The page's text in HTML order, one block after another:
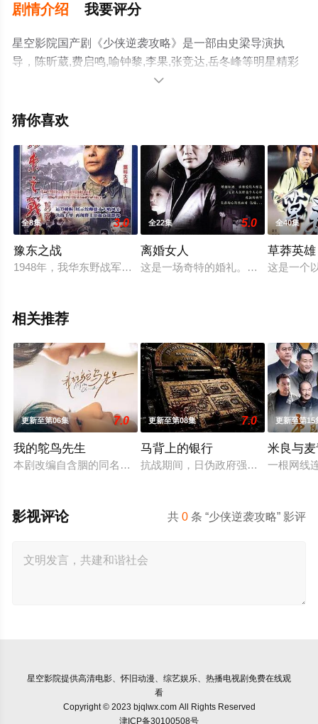
剧情介绍 我要评分
星空影院国产剧《少侠逆袭攻略》是一部由史梁导演执
导，陈昕葳,费启鸣,喻钟黎,李果,张竞达,岳冬峰等明星精彩
演绎的大陆电视剧，大结局剧情已揭晓（第26集已完
空影视，更多相关信息可移步至豆瓣电视剧、电视猫或剧

猜你喜欢
全8集 3.0
豫东之战
1948年，我华东野战军外线兵团和中原野战军一部，在河南省
全22集 5.0
离婚女人
这是一场奇特的婚礼。某北方城市的
全40集
草莽英雄
这是一个
相关推荐
更新至第06集 7.0
我的鸵鸟先生
本剧改编自含胭的同名小说，讲述了邻家女孩庞倩（苏晓彤 饰
更新至第08集 7.0
马背上的银行
抗战期间，日伪政府强行推广、使用
更新至第15
米良与
一根网线
共0 条 “少侠逆袭攻略” 影评
影视评论
星空影院提供高清电影、怀旧动漫、综艺娱乐、热播电视剧免费在线观
看
Copyright © 2023 bjqlwx.com All Rights Reserved
津ICP备30100508号